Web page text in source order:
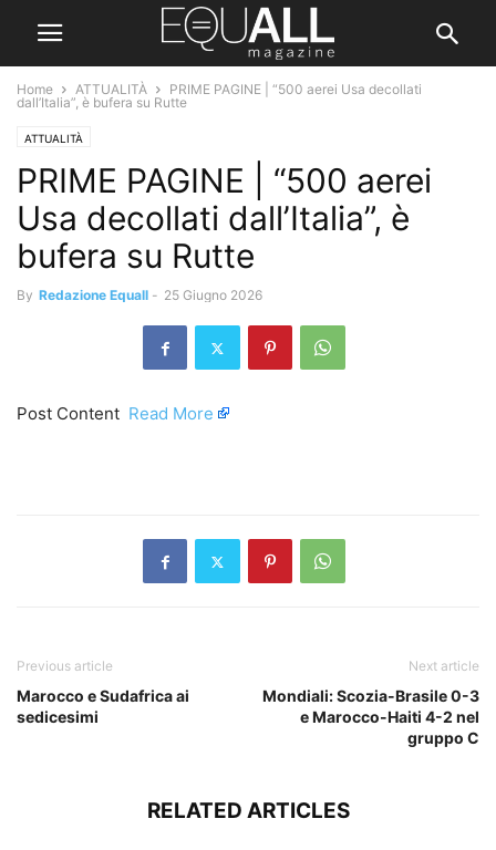
Home ATTUALITÀ
PRIME PAGINE | “500 aerei Usa decollati
dall’Italia”, è bufera su Rutte
ATTUALITÀ
PRIME PAGINE | “500 aerei
Usa decollati dall’Italia”, è
bufera su Rutte
By Redazione Equall - 25 Giugno 2026
Post Content ​ Read More
Previous article
Marocco e Sudafrica ai
sedicesimi
Next article
Mondiali: Scozia-Brasile 0-3
e Marocco-Haiti 4-2 nel
gruppo C
RELATED ARTICLES